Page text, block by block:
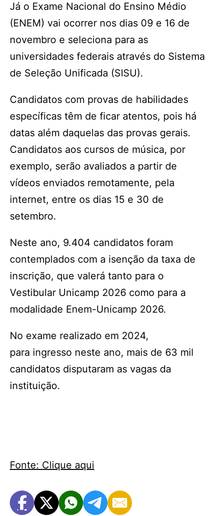
Já o Exame Nacional do Ensino Médio
(ENEM) vai ocorrer nos dias 09 e 16 de
novembro e seleciona para as
universidades federais através do Sistema
de Seleção Unificada (SISU).
Candidatos com provas de habilidades
específicas têm de ficar atentos, pois há
datas além daquelas das provas gerais.
Candidatos aos cursos de música, por
exemplo, serão avaliados a partir de
vídeos enviados remotamente, pela
internet, entre os dias 15 e 30 de
setembro.
Neste ano, 9.404 candidatos foram
contemplados com a isenção da taxa de
inscrição, que valerá tanto para o
Vestibular Unicamp 2026 como para a
modalidade Enem-Unicamp 2026.
No exame realizado em 2024,
para ingresso neste ano, mais de 63 mil
candidatos disputaram as vagas da
instituição.
Fonte: Clique aqui